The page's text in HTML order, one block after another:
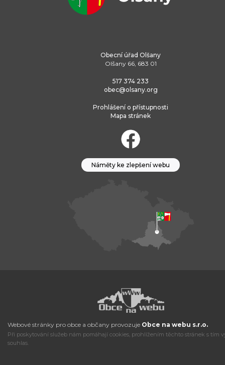
Obecní úřad Olšany
Olšany 66, 683 01
517 374 233
obec@olsany.org
Prohlášení o přístupnosti
Mapa stránek
Náměty ke zlepšení webu
Webové stránky pro obce a občany provozuje Obce na webu s.r.o.
Při poskytování služeb nám pomáhají cookies, prohlížením těchto stránek s tím
souhlas.